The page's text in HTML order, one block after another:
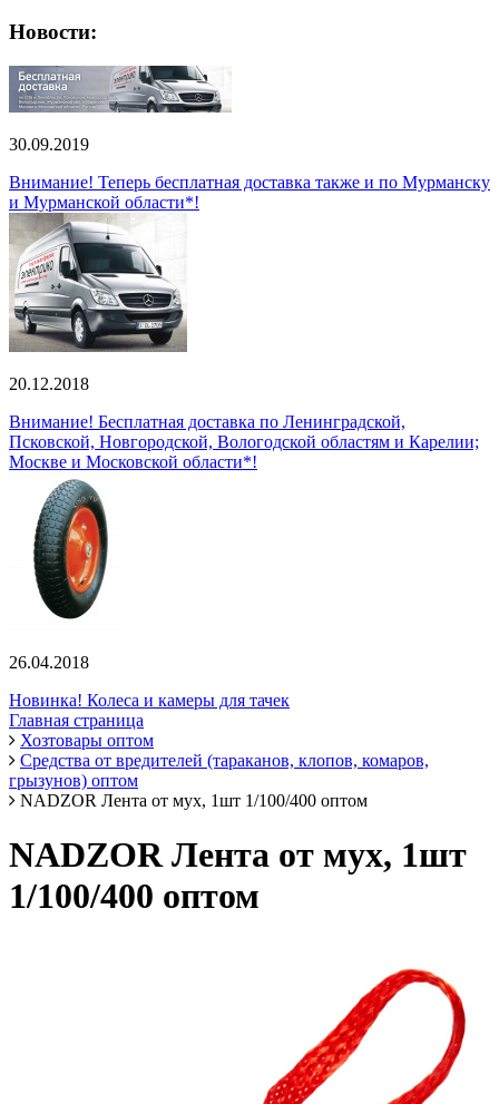
Новости:
30.09.2019
Внимание! Теперь бесплатная доставка также и по Мурманску
и Мурманской области*!
20.12.2018
Внимание! Бесплатная доставка по Ленинградской,
Псковской, Новгородской, Вологодской областям и Карелии;
Москве и Московской области*!
26.04.2018
Новинка! Колеса и камеры для тачек
Главная страница
Хозтовары оптом
Средства от вредителей (тараканов, клопов, комаров,
грызунов) оптом
NADZOR Лента от мух, 1шт 1/100/400 оптом
NADZOR Лента от мух, 1шт
1/100/400 оптом